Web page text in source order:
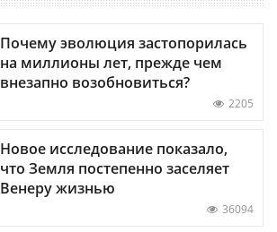
Почему эволюция застопорилась
на миллионы лет, прежде чем
внезапно возобновиться?
2205
Новое исследование показало,
что Земля постепенно заселяет
Венеру жизнью
36094